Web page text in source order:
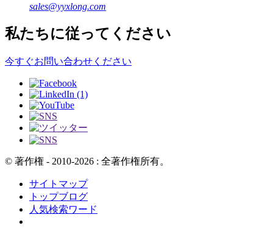
sales@yyxlong.com
私たちに従ってください
今すぐお問い合わせください
© 著作権 - 2010-2026 : 全著作権所有。
サイトマップ
トップブログ
人気検索ワード